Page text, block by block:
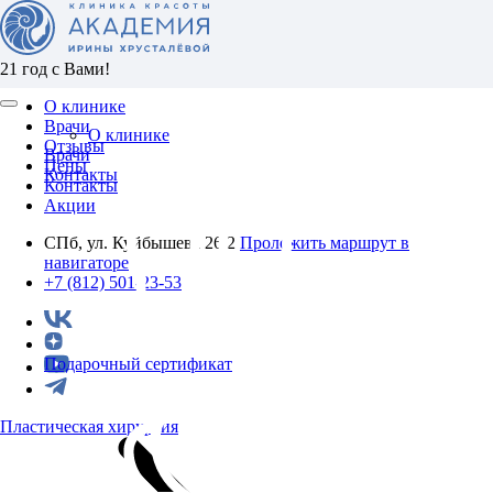
21 год с Вами!
О клинике
Врачи
Отзывы
Цены
Контакты
Акции
СПб, ул. Куйбышева 26/2 Проложить маршрут в
навигаторе
+7 (812) 501-23-53
Пластическая хирургия
О клинике
Врачи
Контакты
Подарочный сертификат